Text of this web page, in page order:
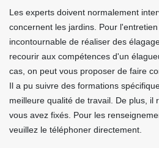
Les experts doivent normalement
concernent les jardins. Pour
incontournable de réaliser des
recourir aux compétences d'un
cas, on peut vous proposer de faire
Il a pu suivre des formations
meilleure qualité de travail. De plus, il
vous avez fixés. Pour les
veuillez le téléphoner directement.